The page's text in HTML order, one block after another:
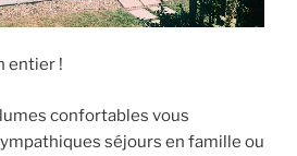
entier !
confortables vous
séjours en famille ou